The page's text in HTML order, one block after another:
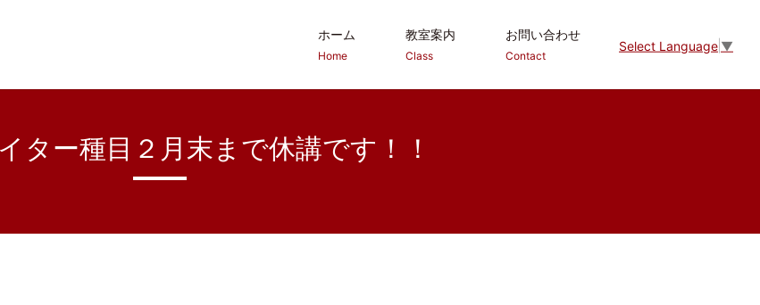
Select Language ▼
ホーム
Home
教室案内
Class
お問い合わせ
Contact
ター種目２月末まで休講です！！